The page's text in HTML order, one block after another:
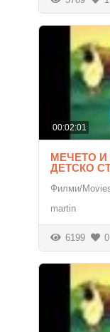
00:02:01
МЕЧЕТО
ДЕТСКО
Филми/
martin
6199 0